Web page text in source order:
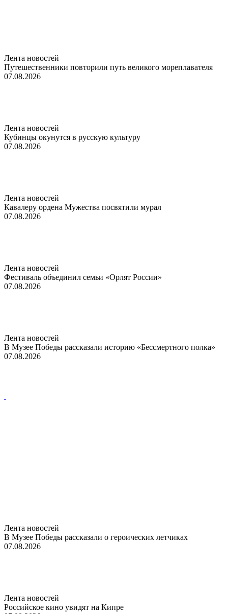
Лента новостей
Путешественники повторили путь великого мореплавателя
07.08.2026
Лента новостей
Кубинцы окунутся в русскую культуру
07.08.2026
Лента новостей
Кавалеру ордена Мужества посвятили мурал
07.08.2026
Лента новостей
Фестиваль объединил семьи «Орлят России»
07.08.2026
Лента новостей
В Музее Победы рассказали историю «Бессмертного полка»
07.08.2026
Лента новостей
В Музее Победы рассказали о героических летчиках
07.08.2026
Лента новостей
Российское кино увидят на Кипре